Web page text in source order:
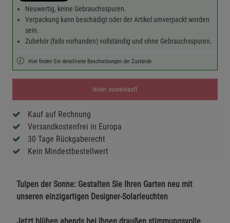
Neuwertig, keine Gebrauchsspuren.
Verpackung kann beschädigt oder der Artikel umverpackt worden
sein.
Zubehör (falls vorhanden) vollständig und ohne Gebrauchsspuren.
Hier finden Sie detaillierte Beschreibungen der Zustände
leider ausverkauft
Kauf auf Rechnung
Versandkostenfrei in Europa
30 Tage Rückgaberecht
Kein Mindestbestellwert
Tulpen der Sonne: Gestalten Sie Ihren Garten neu mit
unseren einzigartigen Designer-Solarleuchten